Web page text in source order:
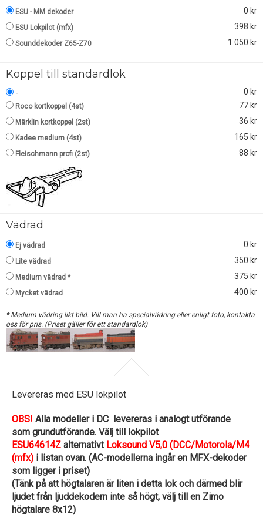
ESU - MM dekoder 0 kr
ESU Lokpilot (mfx) 398 kr
Sounddekoder Z65-Z70 1 050 kr
Koppel till standardlok
- 0 kr
Roco kortkoppel (4st) 77 kr
Märklin kortkoppel (2st) 36 kr
Kadee medium (4st) 165 kr
Fleischmann profi (2st) 88 kr
Vädrad
Ej vädrad 0 kr
Lite vädrad 350 kr
Medium vädrad * 375 kr
Mycket vädrad 400 kr
* Medium vädring likt bild. Vill man ha specialvädring eller enligt foto, kontakta
oss för pris. (Priset gäller för ett standardlok)
Levereras med ESU lokpilot
OBS! Alla modeller i DC levereras i analogt utförande
som grundutförande. Välj till lokpilot
ESU64614Z alternativt Loksound V5,0 (DCC/Motorola/M4
(mfx) i listan ovan. (AC-modellerna ingår en MFX-dekoder
som ligger i priset)
(Tänk på att högtalaren är liten i detta lok och därmed blir
ljudet från ljuddekodern inte så högt, välj till en Zimo
högtalare 8x12)